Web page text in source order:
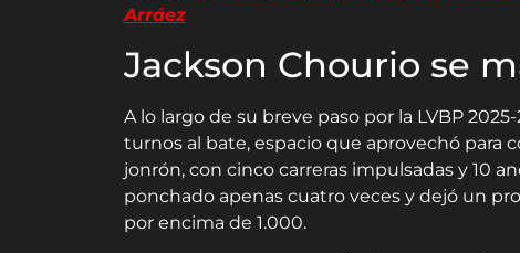
Arráez
Jackson Chourio se
A lo largo de su breve paso por la LVBP
turnos al bate, espacio que aprovechó para
jonrón, con cinco carreras impulsadas y 10
ponchado apenas cuatro veces y dejó un
por encima de 1.000.